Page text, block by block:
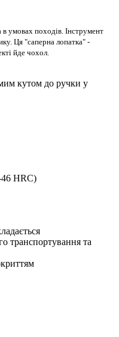
умовах походів. Інструмент
Ця "саперна лопатка" -
йде чохол.
кутом до ручки у
46 HRC)
транспортування та